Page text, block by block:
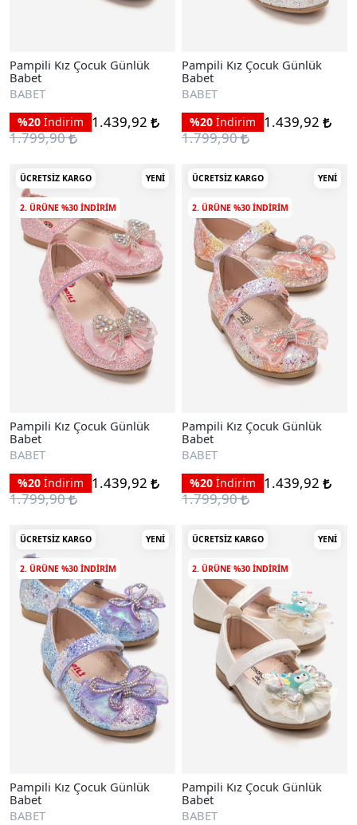
Pampili Kız Çocuk Günlük
Babet
BABET
%20 İndirim
1.439,92
1.799,90
Pampili Kız Çocuk Günlük
Babet
BABET
%20 İndirim
1.439,92
1.799,90
ÜCRETSIZ KARGO YENI
2. ÜRÜNE %30 INDIRIM
Pampili Kız Çocuk Günlük
Babet
BABET
%20 İndirim
1.439,92
1.799,90
ÜCRETSIZ KARGO YENI
2. ÜRÜNE %30 INDIRIM
Pampili Kız Çocuk Günlük
Babet
BABET
%20 İndirim
1.439,92
1.799,90
ÜCRETSIZ KARGO YENI
2. ÜRÜNE %30 INDIRIM
Pampili Kız Çocuk Günlük
Babet
BABET
ÜCRETSIZ KARGO YENI
2. ÜRÜNE %30 INDIRIM
Pampili Kız Çocuk Günlük
Babet
BABET